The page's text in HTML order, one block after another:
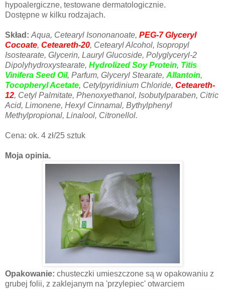
hypoalergiczne, testowane dermatologicznie.
Dostępne w kilku rodzajach.
Skład: Aqua, Cetearyl Isononanoate, PEG-7 Glyceryl
Cocoate, Ceteareth-20, Cetearyl Alcohol, Isopropyl
Isostearate, Glycerin, Lauryl Glucoside, Polyglyceryl-2
Dipolyhydroxystearate, Hydrolized Soy Protein, Titis
Vinifera Seed Oil, Parfum, Glyceryl Stearate, Allantoin,
Tocopheryl Acetate, Cetylpyridinium Chloride, Ceteareth-
12, Cetyl Palmitate, Phenoxyethanol, Isobutylparaben, Citric
Acid, Limonene, Hexyl Cinnamal, Bythylphenyl
Methylpropional, Linalool, Citronellol.
Cena: ok. 4 zł/25 sztuk
Moja opinia.
Opakowanie: chusteczki umieszczone są w opakowaniu z
grubej folii, z zaklejanym na 'przylepiec' otwarciem